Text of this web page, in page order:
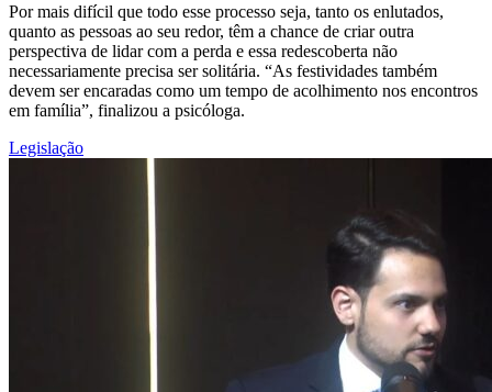
Por mais difícil que todo esse processo seja, tanto os enlutados,
quanto as pessoas ao seu redor, têm a chance de criar outra
perspectiva de lidar com a perda e essa redescoberta não
necessariamente precisa ser solitária. “As festividades também
devem ser encaradas como um tempo de acolhimento nos encontros
em família”, finalizou a psicóloga.
Legislação